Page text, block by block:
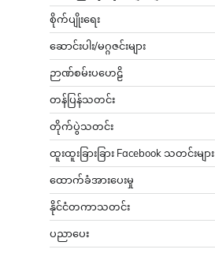
စိုက်ပျိုးရေး
ဆောင်းပါး/မဂ္ဂဇင်းများ
ဉာဏ်စမ်းပဟေဠိ
တန်ပြန်သတင်း
တိုက်ပွဲသတင်း
ထူးထူးခြားခြား Facebook သတင်းများ
ထောက်ခံအားပေးမှု
နိုင်ငံတကာသတင်း
ပညာပေး